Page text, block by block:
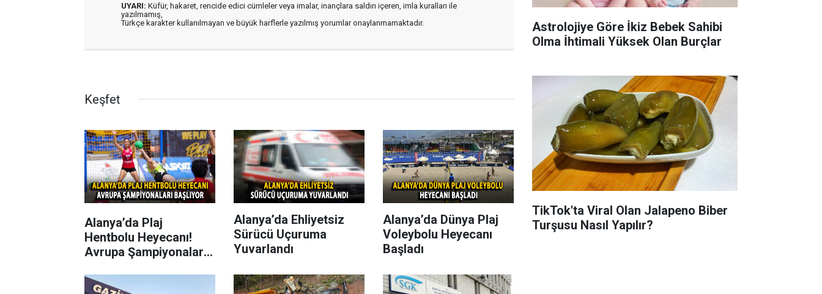
UYARI: Küfür, hakaret, rencide edici cümleler veya imalar, inançlara saldırı içeren, imla kuralları ile
yazılmamış,
Türkçe karakter kullanılmayan ve büyük harflerle yazılmış yorumlar onaylanmamaktadır.
Keşfet
Alanya’da Plaj
Hentbolu Heyecanı!
Avrupa Şampiyonaları
Alanya’da Ehliyetsiz
Sürücü Uçuruma
Yuvarlandı
Alanya’da Dünya Plaj
Voleybolu Heyecanı
Başladı
Astrolojiye Göre İkiz Bebek Sahibi
Olma İhtimali Yüksek Olan Burçlar
TikTok'ta Viral Olan Jalapeno Biber
Turşusu Nasıl Yapılır?